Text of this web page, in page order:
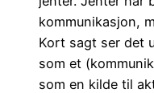
kommunikasjon,
Kort sagt ser det
som et
som en kilde til